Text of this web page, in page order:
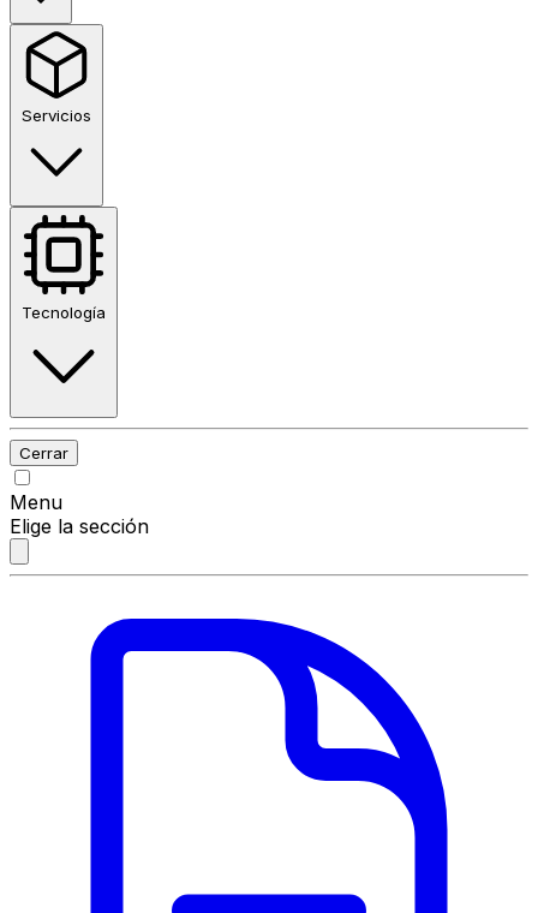
Servicios
Tecnología
Cerrar
Menu
Elige la sección